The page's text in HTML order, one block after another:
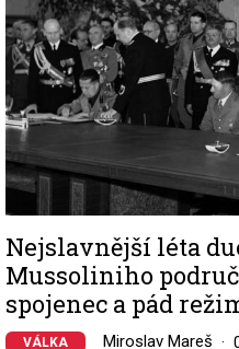
Nejslavnější léta
Mussoliniho
spojenec a pád
VÁLKA Miroslav Mareš